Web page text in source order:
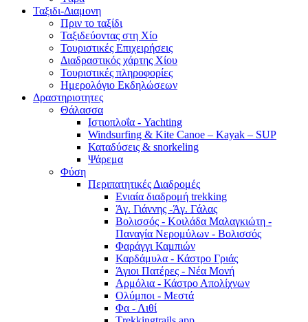
Ταξιδι-Διαμονη
Πριν το ταξίδι
Ταξιδεύοντας στη Χίο
Τουριστικές Επιχειρήσεις
Διαδραστικός χάρτης Χίου
Τουριστικές πληροφορίες
Ημερολόγιο Εκδηλώσεων
Δραστηριοτητες
Θάλασσα
Ιστιοπλοΐα - Yachting
Windsurfing & Kite Canoe – Kayak – SUP
Καταδύσεις & snorkeling
Ψάρεμα
Φύση
Περιπατητικές Διαδρομές
Ενιαία διαδρομή trekking
Άγ. Γιάννης -Άγ. Γάλας
Βολισσός - Κοιλάδα Μαλαγκιώτη -
Παναγία Νερομύλων - Βολισσός
Φαράγγι Καμπιών
Καρδάμυλα - Κάστρο Γριάς
Άγιοι Πατέρες - Νέα Μονή
Αρμόλια - Κάστρο Απολίχνων
Ολύμποι - Μεστά
Φα - Λιθί